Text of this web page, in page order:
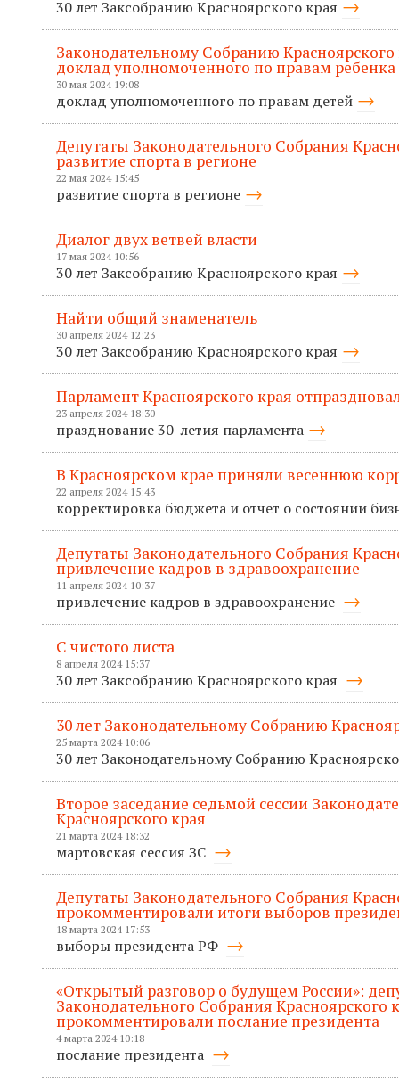
30 лет Заксобранию Красноярского края
Законодательному Собранию
доклад уполномоченного по правам ребенка
30 мая 2024 19:08
доклад уполномоченного по правам детей
Депутаты Законодательного Собрания
развитие спорта в регионе
22 мая 2024 15:45
развитие спорта в регионе
Диалог двух ветвей власти
17 мая 2024 10:56
30 лет Заксобранию Красноярского края
Найти общий знаменатель
30 апреля 2024 12:23
30 лет Заксобранию Красноярского края
Парламент Красноярского края
23 апреля 2024 18:30
празднование 30-летия парламента
В Красноярском крае приняли весеннюю
22 апреля 2024 15:43
корректировка бюджета и отчет о состоянии
Депутаты Законодательного Собрания
привлечение кадров в здравоохранение
11 апреля 2024 10:37
привлечение кадров в здравоохранение
С чистого листа
8 апреля 2024 15:37
30 лет Заксобранию Красноярского края
30 лет Законодательному Собранию
25 марта 2024 10:06
30 лет Законодательному Собранию
Второе заседание седьмой сессии
Красноярского края
21 марта 2024 18:32
мартовская сессия ЗС
Депутаты Законодательного Собрания
прокомментировали итоги выборов
18 марта 2024 17:53
выборы президента РФ
«Открытый разговор о будущем России»:
Законодательного Собрания Красноярского
прокомментировали послание президента
4 марта 2024 10:18
послание президента